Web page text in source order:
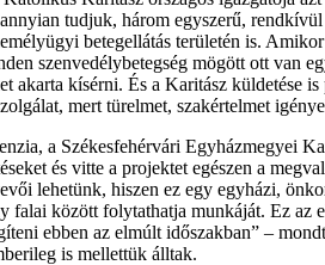
tudjuk, három egyszerű,
betegellátás területén is.
szenvedélybetegség mögött ott van
akarta kísérni. És a Karitász küldetése
mert türelmet, szakértelmet
a Székesfehérvári Egyházmegyei
és vitte a projektet egészen a
lehetünk, hiszen ez egy egyházi,
falai között folytathatja munkáját. Ez az
ebben az elmúlt időszakban” –
is mellettük álltak.